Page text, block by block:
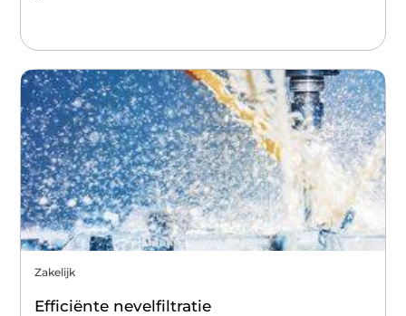
Zakelijk
Efficiënte nevelfiltratie